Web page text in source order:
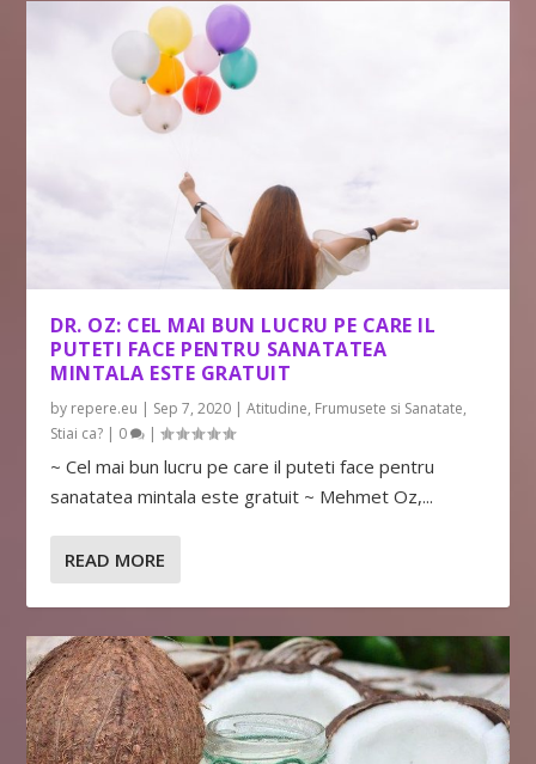
DR. OZ: CEL MAI BUN LUCRU PE CARE IL
PUTETI FACE PENTRU SANATATEA
MINTALA ESTE GRATUIT
by repere.eu | Sep 7, 2020 |Atitudine, Frumusete si Sanatate,
Stiai ca? | 0 |
~ Cel mai bun lucru pe care il puteti face pentru
sanatatea mintala este gratuit ~ Mehmet Oz,...
READ MORE